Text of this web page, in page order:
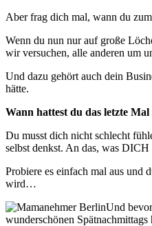
Aber frag dich mal, wann du
Wenn du nun nur auf große
wir versuchen, alle anderen um
Und dazu gehört auch dein
hätte.
Wann hattest du das letzte
Du musst dich nicht schlecht
selbst denkst. An das, was
Probiere es einfach mal aus
wird…
Und
wunderschönen